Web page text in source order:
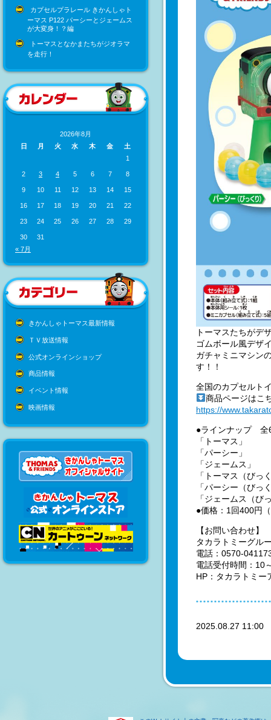
カプセルプラレール きかんしゃト
ーマス P122 パーシーとジェームス
が大変身！？編
トーマスとなかまたちがジオラマ
を走行！
2026年8月
日
月 火 水 木 金
土
1
2 3 4 5 6 7 8
9 10 11 12 13 14 15
16 17 18 19 20 21 22
23 24 25 26 27 28 29
30
31
« 7月
きかんしゃトーマス最新情報
ＴＶ放送情報
公式オンラインショップ
商品情報
イベント情報
映画情報
トーマスたちがデ
ゴムボール風デザ
ガチャミニマシン
す！！
全国のカプセルト
商品ページはこ
https://
●ラインナップ 全
「トーマス」
「パーシー」
「ジェームス」
「トーマス（びっ
「パーシー（びっ
「ジェームス（び
●価格：1回400円
【お問い合わせ】
タカラトミーグル
電話：0570-
電話受付時間：10
HP：タカラトミー
2025.08.27